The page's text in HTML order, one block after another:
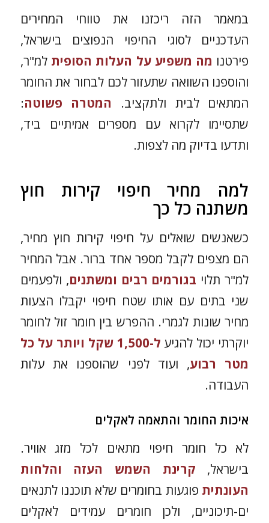
במאמר הזה ריכזנו את טווחי המחירים
העדכניים לסוגי החיפוי הנפוצים בישראל,
פירטנו מה משפיע על העלות הסופית למ"ר,
והוספנו השוואה שתעזור לכם לבחור את החומר
המתאים לבית ולתקציב. המטרה פשוטה:
שתסיימו לקרוא עם מספרים אמיתיים ביד,
ותדעו בדיוק מה לצפות.
למה מחיר חיפוי קירות חוץ
משתנה כל כך
כשאנשים שואלים על חיפוי קירות חוץ מחיר,
הם מצפים לקבל מספר אחד ברור. אבל המחיר
למ"ר תלוי בגורמים רבים ומשתנים, ולפעמים
שני בתים עם אותו שטח חיפוי יקבלו הצעות
מחיר שונות לגמרי. ההפרש בין חומר זול לחומר
יוקרתי יכול להגיע
ל-1,500 שקל ויותר על כל
מטר רבוע, ועוד לפני שהוספנו את עלות
העבודה.
איכות החומר והתאמה לאקלים
לא כל חומר חיפוי מתאים לכל מזג אוויר.
בישראל, קרינת השמש העזה והלחות
העונתית פוגעות בחומרים שלא תוכננו לתנאים
ים-תיכוניים, ולכן חומרים עמידים לאקלים